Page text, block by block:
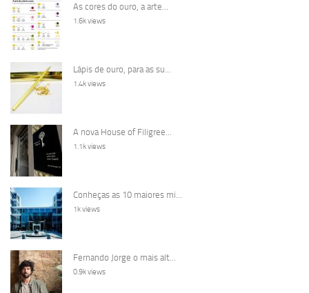
As cores do ouro, a arte...
1.6k views
Lápis de ouro, para as su...
1.4k views
A nova House of Filigree...
1.1k views
Conheças as 10 maiores mi...
1k views
Fernando Jorge o mais alt...
0.9k views